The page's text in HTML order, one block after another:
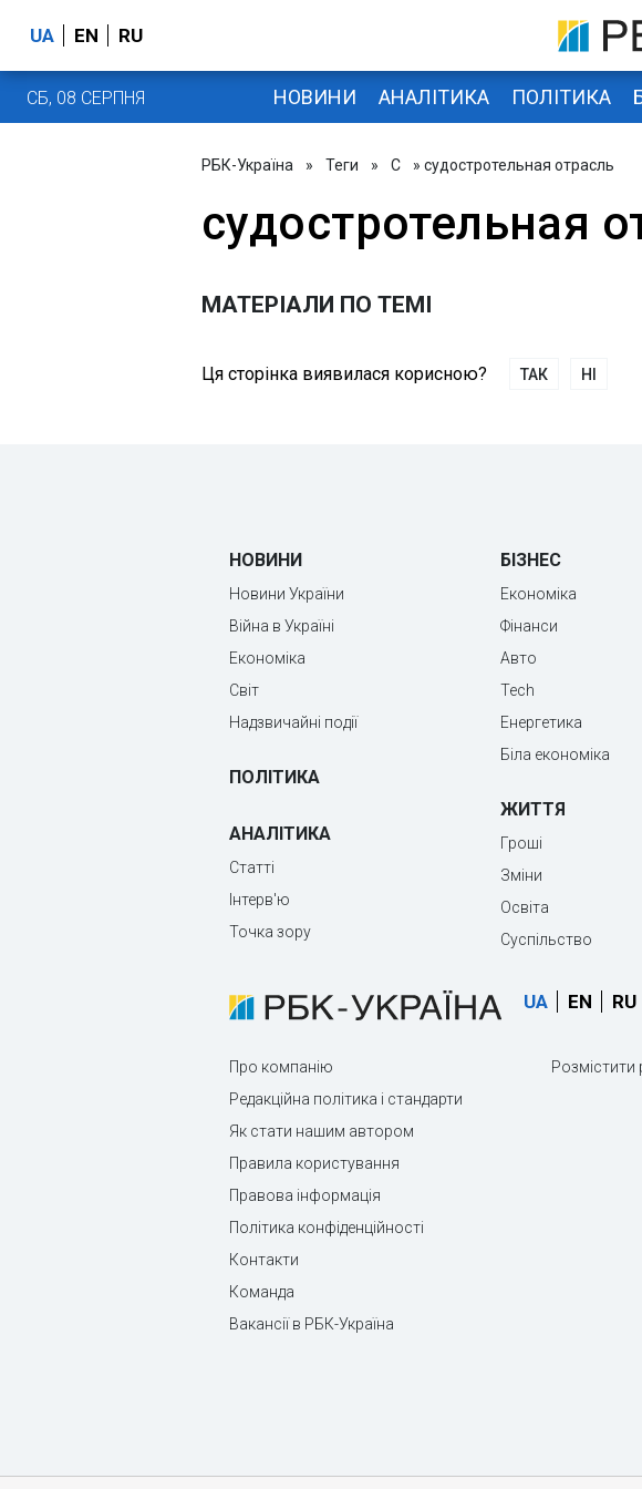
UA EN RU
СБ, 08 СЕРПНЯ НОВИНИ АНАЛІТИКА ПОЛІТИКА
РБК-Україна » Теги » С » судостротельная отрасль
судостротельная
МАТЕРІАЛИ ПО ТЕМІ
Ця сторінка виявилася корисною? ТАК НІ
НОВИНИ
Новини України
Війна в Україні
Економіка
Світ
Надзвичайні події
ПОЛІТИКА
АНАЛІТИКА
Статті
Інтерв'ю
Точка зору
БІЗНЕС
Економіка
Фінанси
Авто
Tech
Енергетика
Біла економіка
ЖИТТЯ
Гроші
Зміни
Освіта
Суспільство
UA EN RU
Про компанію
Редакційна політика і стандарти
Як стати нашим автором
Правила користування
Правова інформація
Політика конфіденційності
Контакти
Команда
Вакансії в РБК-Україна
Розмістити